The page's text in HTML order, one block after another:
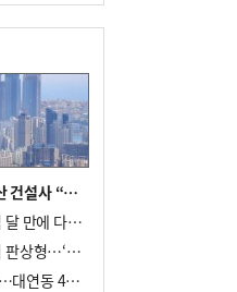
수도권과 다른데 같은 규제…부산 건설사 “쓰러지기 직전”
부산지역 준공 후 미분양 주택, 석 달 만에 다시 3000가구 넘어서
대연·문현 생활권, 전 세대 4베이 판상형…‘더샵 트리센트’ 내달 분양
더블역세권·평지·학군 ‘삼박자’…대연동 42층 브랜드 단지